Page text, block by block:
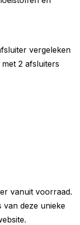
vergeleken
2 afsluiters
vanuit voorraad.
van deze unieke